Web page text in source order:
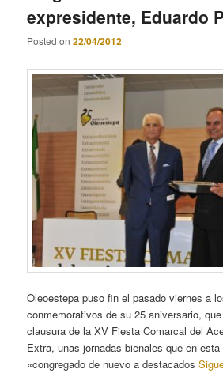
expresidente, Eduardo
Posted on22/04/2012
Oleoestepa puso fin el pasado viernes a
conmemorativos de su 25 aniversario,
clausura de la XV Fiesta Comarcal del
Extra, unas jornadas bienales que en
«congregado de nuevo a destacados